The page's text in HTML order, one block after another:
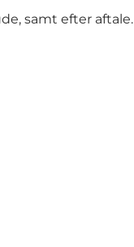
samt efter aftale.